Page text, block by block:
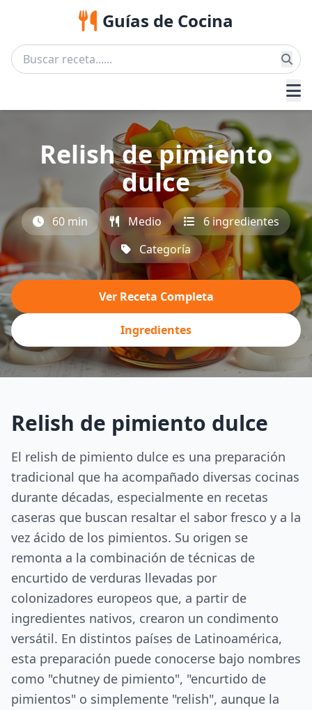
Guías de Cocina
Relish de pimiento
dulce
60 min Medio
6 ingredientes
Categoría
Ver Receta Completa
Ingredientes
Relish de pimiento dulce
El relish de pimiento dulce es una preparación
tradicional que ha acompañado diversas cocinas
durante décadas, especialmente en recetas
caseras que buscan resaltar el sabor fresco y a la
vez ácido de los pimientos. Su origen se
remonta a la combinación de técnicas de
encurtido de verduras llevadas por
colonizadores europeos que, a partir de
ingredientes nativos, crearon un condimento
versátil. En distintos países de Latinoamérica,
esta preparación puede conocerse bajo nombres
como "chutney de pimiento", "encurtido de
pimientos" o simplemente "relish", aunque la